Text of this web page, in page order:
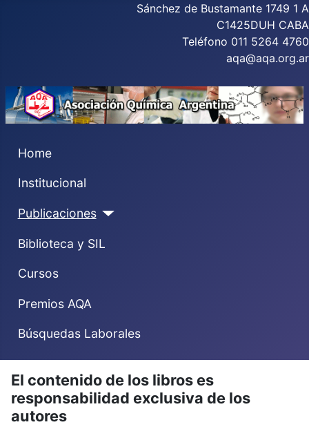
Sánchez de Bustamante 1749 1 A
C1425DUH CABA
Teléfono 011 5264 4760
aqa@aqa.org.ar
Home
Institucional
Publicaciones
Biblioteca y SIL
Cursos
Premios AQA
Búsquedas Laborales
El contenido de los libros es
responsabilidad exclusiva de los
autores